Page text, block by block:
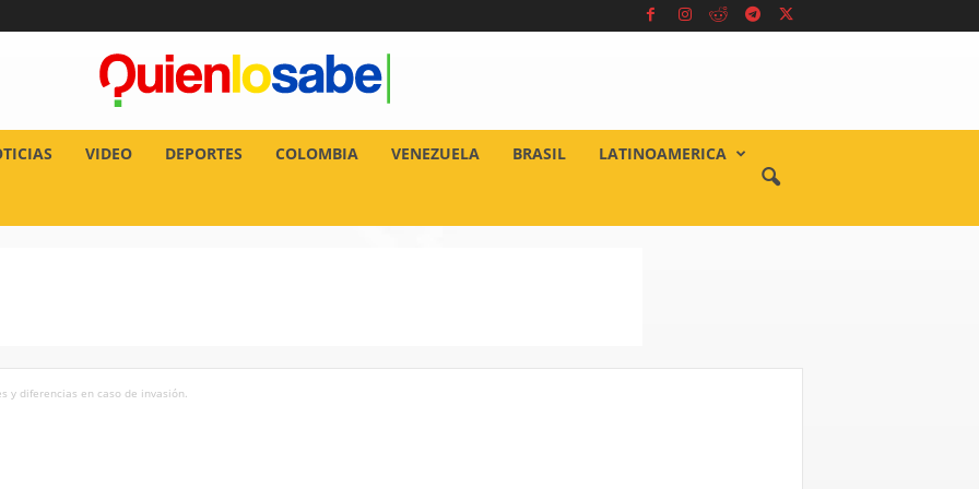
VIDEO DEPORTES COLOMBIA VENEZUELA BRASIL LATINOAMERICA
y diferencias en caso de invasión.